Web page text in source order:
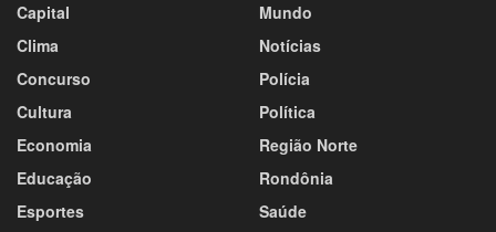
Capital
Clima
Concurso
Cultura
Economia
Educação
Esportes
Mundo
Notícias
Polícia
Política
Região Norte
Rondônia
Saúde